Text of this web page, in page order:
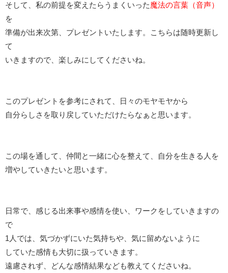
そして、私の前提を変えたらうまくいった魔法の言葉（音声）
を
準備が出来次第、プレゼントいたします。こちらは随時更新し
て
いきますので、楽しみにしてくださいね。
このプレゼントを参考にされて、日々のモヤモヤから
自分らしさを取り戻していただけたらなぁと思います。
この場を通して、仲間と一緒に心を整えて、自分を生きる人を
増やしていきたいと思います。
日常で、感じる出来事や感情を使い、ワークをしていきますの
で
1人では、気づかずにいた気持ちや、気に留めないように
していた感情も大切に扱っていきます。
遠慮されず、どんな感情結果なども教えてくださいね。